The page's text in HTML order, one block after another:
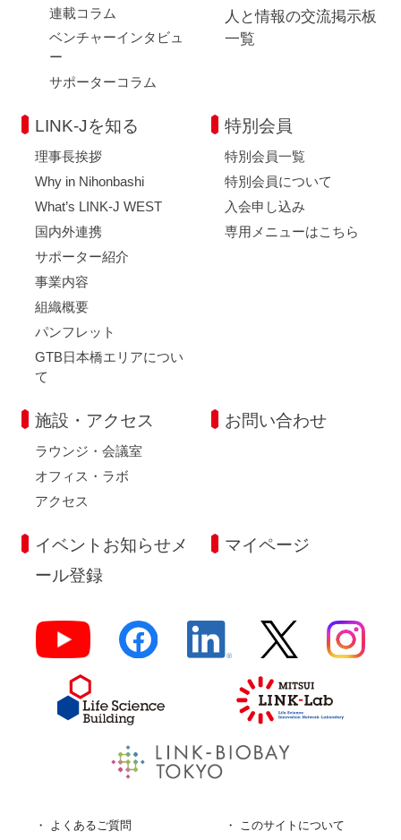
連載コラム
ベンチャーインタビュ
ー
サポーターコラム
人と情報の交流掲示板
一覧
LINK-Jを知る
理事長挨拶
Why in Nihonbashi
What’s LINK-J WEST
国内外連携
サポーター紹介
事業内容
組織概要
パンフレット
GTB日本橋エリアについ
て
特別会員
特別会員一覧
特別会員について
入会申し込み
専用メニューはこちら
施設・アクセス
ラウンジ・会議室
オフィス・ラボ
アクセス
お問い合わせ
イベントお知らせメ
ール登録
マイページ
よくあるご質問
このサイトについて